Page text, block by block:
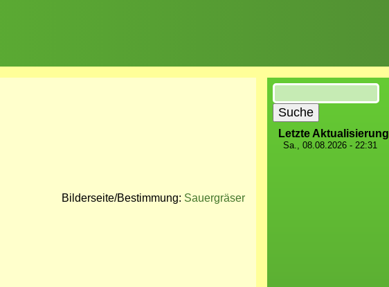
Bilderseite/Bestimmung: Sauergräser
Suche
Letzte Aktualisierung
Sa., 08.08.2026 - 22:31